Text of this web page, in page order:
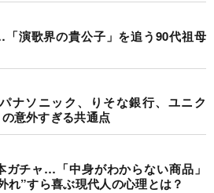
演歌界の貴公子」を追う90代祖母
ナソニック、りそな銀行、ユニク
意外すぎる共通点
ガチャ…「中身がわからない商品」
れ”すら喜ぶ現代人の心理とは？